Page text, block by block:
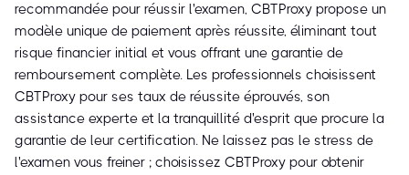
recommandée pour réussir l'examen, CBTProxy propose un
modèle unique de paiement après réussite, éliminant tout
risque financier initial et vous offrant une garantie de
remboursement complète. Les professionnels choisissent
CBTProxy pour ses taux de réussite éprouvés, son
assistance experte et la tranquillité d'esprit que procure la
garantie de leur certification. Ne laissez pas le stress de
l'examen vous freiner ; choisissez CBTProxy pour obtenir